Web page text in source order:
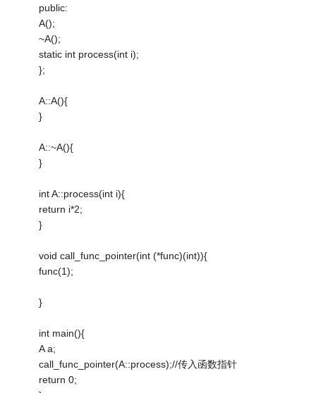
public:
A();
~A();
static int process(int i);
};
A::A(){
}
A::~A(){
}
int A::process(int i){
return i*2;
}
void call_func_pointer(int (*func)(int)){
func(1);
}
int main(){
A a;
call_func_pointer(A::process);//传入函数指针
return 0;